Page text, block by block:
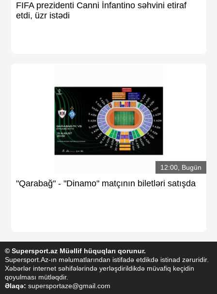
FIFA prezidenti Canni İnfantino səhvini etiraf
etdi, üzr istədi
12:00, Bugün
"Qarabağ" - "Dinamo" matçının biletləri satışda
© Supersport.az Müəllif hüquqları qorunur.
Supersport.Az-ın məlumatlarından istifadə etdikdə istinad zəruridir.
Xəbərlər internet səhifələrində yerləşdirildikdə müvafiq keçidin
qoyulması mütləqdir.
Əlaqə: supersportaze@gmail.com